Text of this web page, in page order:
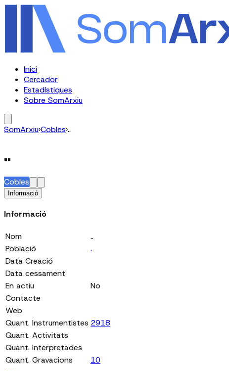
Inici
Cercador
Estadístiques
Sobre SomArxiu
SomArxiu›Cobles›..
..
Cobles
Informació
Informació
Nom
..
Població
.
Data Creació
Data cessament
En actiu
No
Contacte
Web
Quant. Instrumentistes 2918
Quant. Activitats
Quant. Interpretades
Quant. Gravacions
10